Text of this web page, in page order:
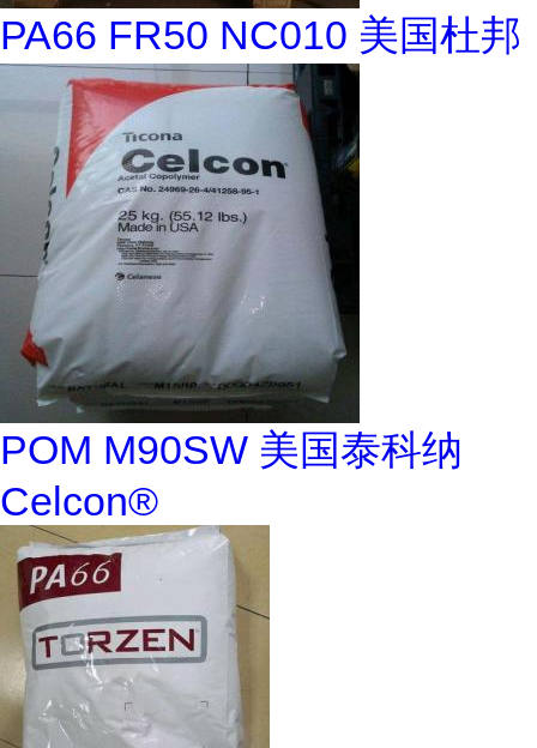
PA66 FR50 NC010 美国杜邦
POM M90SW 美国泰科纳
Celcon®